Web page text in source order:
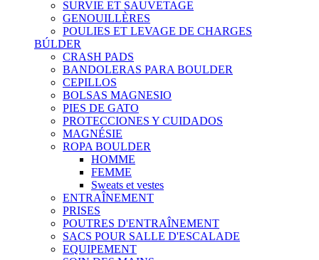
SURVIE ET SAUVETAGE
GENOUILLÈRES
POULIES ET LEVAGE DE CHARGES
BÚLDER
CRASH PADS
BANDOLERAS PARA BOULDER
CEPILLOS
BOLSAS MAGNESIO
PIES DE GATO
PROTECCIONES Y CUIDADOS
MAGNÉSIE
ROPA BOULDER
HOMME
FEMME
Sweats et vestes
ENTRAÎNEMENT
PRISES
POUTRES D'ENTRAÎNEMENT
SACS POUR SALLE D'ESCALADE
EQUIPEMENT